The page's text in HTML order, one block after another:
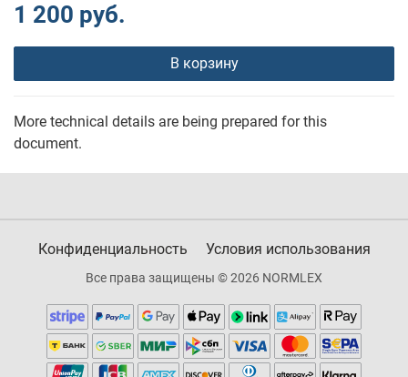
1 200 руб.
В корзину
More technical details are being prepared for this
document.
Конфиденциальность Условия использования
Все права защищены © 2026 NORMLEX